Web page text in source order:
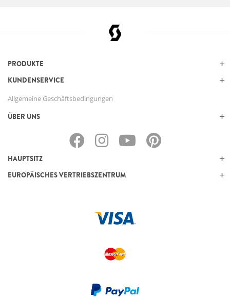
PRODUKTE
KUNDENSERVICE
Allgemeine Geschäftsbedingungen
ÜBER UNS
HAUPTSITZ
EUROPÄISCHES VERTRIEBSZENTRUM